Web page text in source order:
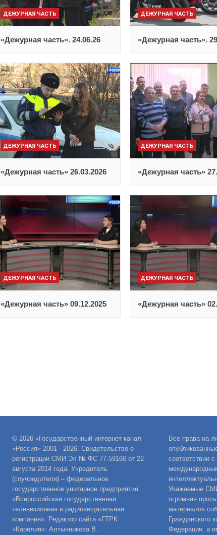
ДЕЖУРНАЯ ЧАСТЬ
«Дежурная часть». 24.06.26
ДЕЖУРНАЯ ЧАСТЬ
«Дежурная часть».
ДЕЖУРНАЯ ЧАСТЬ
«Дежурная часть» 26.03.2026
ДЕЖУРНАЯ ЧАСТЬ
«Дежурная часть»
ДЕЖУРНАЯ ЧАСТЬ
«Дежурная часть» 09.12.2025
ДЕЖУРНАЯ ЧАСТЬ
«Дежурная часть»
© 2026 «Государственный интернет-канал
«Россия» 2001 - 2026. Свидетельство о
регистрации СМИ Эл № ФС 77-59166 от 22
августа 2014 года. Учредитель
(соучредители) – федеральное
государственное унитарное предприятие
«Всероссийская государственная
телевизионная и радиовещательная
компания». Редактор сайта «ГТРК
«Карелия»: Алтынникова В.
Все права на
соответствии
Уважаемые
огромная
материалов
Гражданского
Федерации, а